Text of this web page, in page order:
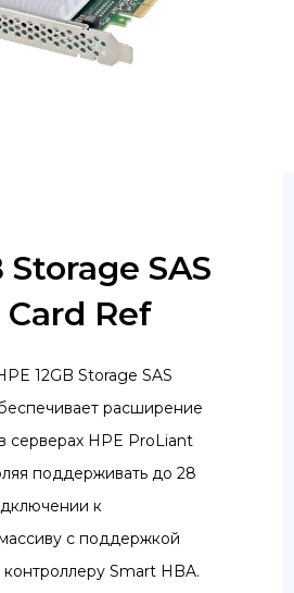
Storage SAS
Ref
12GB Storage SAS
расширение
серверах HPE ProLiant
поддерживать до 28
к
с поддержкой
Smart HBA.